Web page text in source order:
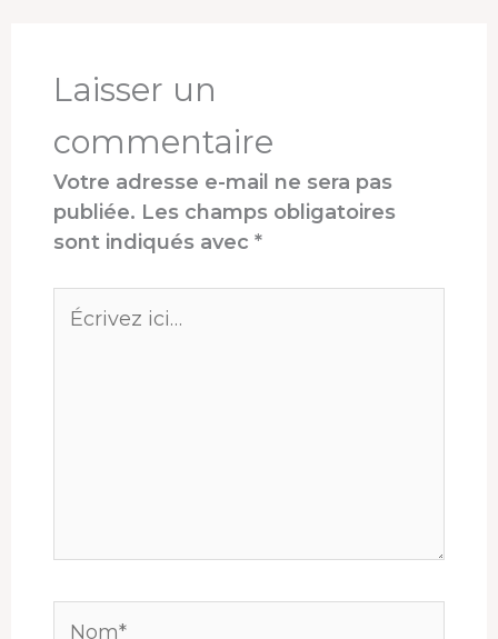
Laisser un
commentaire
Votre adresse e-mail ne sera pas
publiée. Les champs obligatoires
sont indiqués avec*
Écrivez
ici…